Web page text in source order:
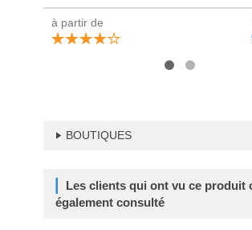
à partir de
BOUTIQUES
Les clients qui ont vu ce produit
également consulté